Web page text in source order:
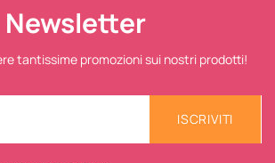
Newsletter
tantissime promozioni sui nostri prodotti!
ISCRIVITI